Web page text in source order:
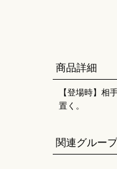
商品詳細
【登場時】
置く。
関連グループ